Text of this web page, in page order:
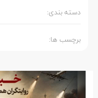
دسته بندی:
برچسب ها: